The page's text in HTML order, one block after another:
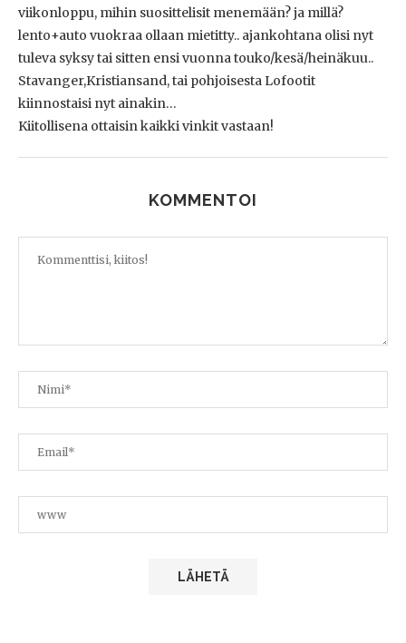
viikonloppu, mihin suosittelisit menemään? ja millä?
lento+auto vuokraa ollaan mietitty.. ajankohtana olisi nyt
tuleva syksy tai sitten ensi vuonna touko/kesä/heinäkuu..
Stavanger,Kristiansand, tai pohjoisesta Lofootit
kiinnostaisi nyt ainakin…
Kiitollisena ottaisin kaikki vinkit vastaan!
KOMMENTOI